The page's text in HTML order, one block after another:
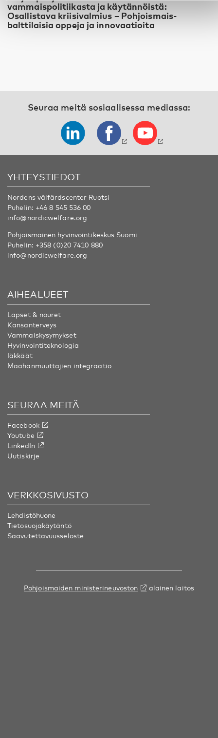
vammaispolitiikasta ja käytännöistä:
Osallistava kriisivalmius – Pohjoismais-
balttilaisia oppeja ja innovaatioita
Seuraa meitä sosiaalisessa mediassa:
YHTEYSTIEDOT
Nordens välfärdscenter Ruotsi
Puhelin: +46 8 545 536 00
info@nordicwelfare.org
Pohjoismainen hyvinvointikeskus Suomi
Puhelin: +358 (0)20 7410 880
info@nordicwelfare.org
AIHEALUEET
Lapset & nouret
Kansanterveys
Vammaiskysymykset
Hyvinvointiteknologia
Iäkkäät
Maahanmuuttajien integraatio
SEURAA MEITÄ
Facebook
Youtube
LinkedIn
Uutiskirje
VERKKOSIVUSTO
Lehdistöhuone
Tietosuojakäytäntö
Saavutettavuusseloste
Pohjoismaiden ministerineuvoston alainen laitos